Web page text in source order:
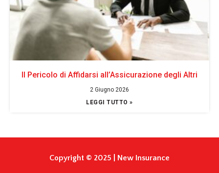
Il Pericolo di Affidarsi all’Assicurazione degli Altri
2 Giugno 2026
LEGGI TUTTO »
Copyright © 2025 | New Insurance